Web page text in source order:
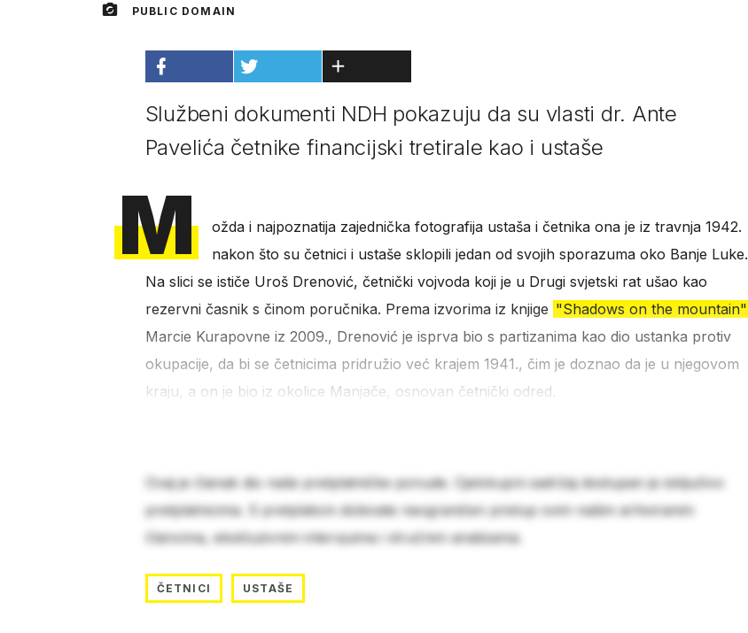
PUBLIC DOMAIN
Službeni dokumenti NDH pokazuju da su vlasti dr. Ante
Pavelića četnike financijski tretirale kao i ustaše
M
ožda i najpoznatija zajednička fotografija ustaša i četnika ona je iz travnja 1942.
nakon što su četnici i ustaše sklopili jedan od svojih sporazuma oko Banje Luke.
Na slici se ističe Uroš Drenović, četnički vojvoda koji je u Drugi svjetski rat ušao kao
rezervni časnik s činom poručnika. Prema izvorima iz knjige "Shadows on the mountain"
Marcie Kurapovne iz 2009., Drenović je isprva bio s partizanima kao dio ustanka protiv
okupacije, da bi se četnicima pridružio već krajem 1941., čim je doznao da je u njegovom
kraju, a on je bio iz okolice Manjače, osnovan četnički odred.
Ovaj je članak dio naše pretplatničke ponude. Cjelokupni sadržaj dostupan je isključivo
pretplatnicima. S pretplatom dobivate neograničen pristup svim našim arhiviranim
člancima, ekskluzivnim intervjuima i stručnim analizama.
ČETNICI USTAŠE